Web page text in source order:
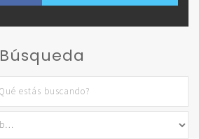
Búsqueda